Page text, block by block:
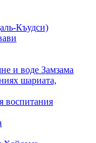
Къудси)
и воде Замзама
шариата,
воспитания